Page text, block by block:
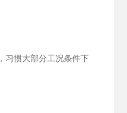
习惯大部分工况条件下